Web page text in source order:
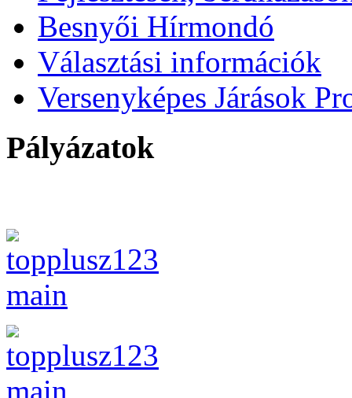
Besnyői Hírmondó
Választási információk
Versenyképes Járások
Pályázatok